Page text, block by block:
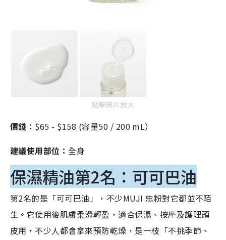
點擊圖片放大
價錢： $65 - $158 (容量50 / 200 mL）
建議使用部位：全身
保濕精油第2名：可可巴油
第2名的是「可可巴油」，不少MUJI 忠粉對它都並不陌
生。它使用後肌膚柔滑輕盈，適合保濕、按摩及護理頭
皮用，不少人都會拿來預防乾燥，是一枝「不挑季節、